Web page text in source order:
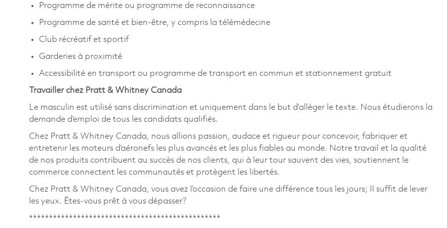
Programme de mérite ou programme de reconnaissance
Programme de santé et bien-être, y compris la télémédecine
Club récréatif et sportif
Garderies à proximité
Accessibilité en transport ou programme de transport en commun et stationnement gratuit
Travailler chez Pratt & Whitney Canada
Le masculin est utilisé sans discrimination et uniquement dans le but d'alléger le texte. Nous étudierons la
demande d’emploi de tous les candidats qualifiés.
Chez Pratt & Whitney Canada, nous allions passion, audace et rigueur pour concevoir, fabriquer et
entretenir les moteurs d’aéronefs les plus avancés et les plus fiables au monde. Notre travail et la qualité
de nos produits contribuent au succès de nos clients, qui à leur tour sauvent des vies, soutiennent le
commerce connectent les communautés et protègent les libertés.
Chez Pratt & Whitney Canada, vous avez l’occasion de faire une différence tous les jours; Il suffit de lever
les yeux. Êtes-vous prêt à vous dépasser?
************************************************